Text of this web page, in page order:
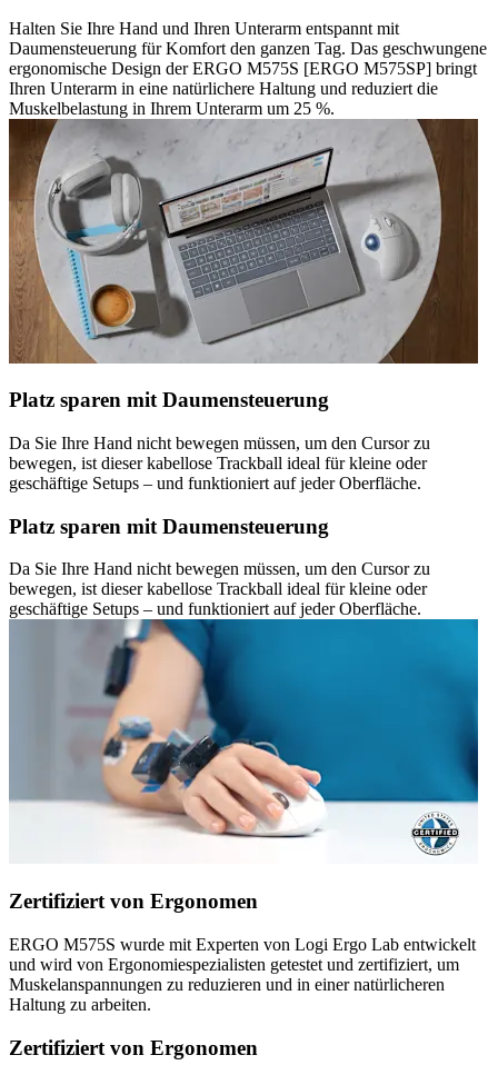
Halten Sie Ihre Hand und Ihren Unterarm entspannt mit
Daumensteuerung für Komfort den ganzen Tag. Das geschwungene
ergonomische Design der ERGO M575S [ERGO M575SP] bringt
Ihren Unterarm in eine natürlichere Haltung und reduziert die
Muskelbelastung in Ihrem Unterarm um 25 %.
Platz sparen mit Daumensteuerung
Da Sie Ihre Hand nicht bewegen müssen, um den Cursor zu
bewegen, ist dieser kabellose Trackball ideal für kleine oder
geschäftige Setups – und funktioniert auf jeder Oberfläche.
Platz sparen mit Daumensteuerung
Da Sie Ihre Hand nicht bewegen müssen, um den Cursor zu
bewegen, ist dieser kabellose Trackball ideal für kleine oder
geschäftige Setups – und funktioniert auf jeder Oberfläche.
Zertifiziert von Ergonomen
ERGO M575S wurde mit Experten von Logi Ergo Lab entwickelt
und wird von Ergonomiespezialisten getestet und zertifiziert, um
Muskelanspannungen zu reduzieren und in einer natürlicheren
Haltung zu arbeiten.
Zertifiziert von Ergonomen